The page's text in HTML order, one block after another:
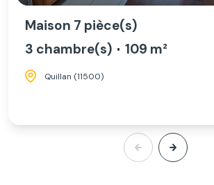
Maison 7 pièce(s)
3 chambre(s)
109 m²
Quillan (11500)